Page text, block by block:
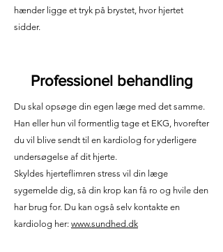
hænder ligge et tryk på brystet, hvor hjertet
sidder.
Professionel behandling
Du skal opsøge din egen læge med det samme.
Han eller hun vil formentlig tage et EKG, hvorefter
du vil blive sendt til en kardiolog for yderligere
undersøgelse af dit hjerte.
Skyldes hjerteflimren stress vil din læge
sygemelde dig, så din krop kan få ro og hvile den
har brug for. Du kan også selv kontakte en
kardiolog her: www.sundhed.dk